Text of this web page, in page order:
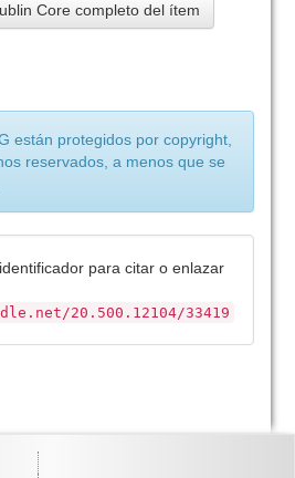
Core completo del ítem
están protegidos por copyright,
reservados, a menos que se
para citar o enlazar
20.500.12104/33419